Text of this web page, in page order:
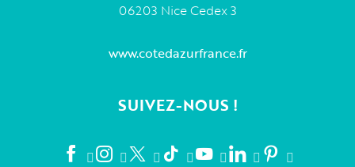
06203 Nice Cedex 3
www.cotedazurfrance.fr
SUIVEZ-NOUS !